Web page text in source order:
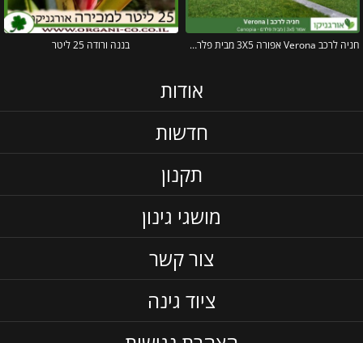
חניה לרכב Verona אפורה 3X5 מבית פלרם – Canopia בננה ורודה 25 ליטר
אודות
חדשות
תקנון
מושגי גינון
צור קשר
ציוד גינה